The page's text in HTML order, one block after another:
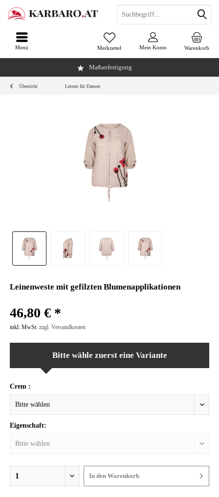
Maßanfertigung
Warenkorb
Merkzettel Mein Konto
Menü
Übersicht Leinen für Damen
Leinenweste mit gefilzten Blumenapplikationen
46,80 € *
inkl. MwSt. zzgl. Versandkosten
Bitte wähle zuerst eine Variante
Crem :
Eigenschaft:
In den Warenkorb